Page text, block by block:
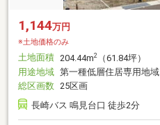
1,144万円
※土地価格のみ
土地面積 204.44m2
（61.84坪）
用途地域 第一種低層住居専用地域
総区画数 25区画
長崎バス 鳴見台口 徒歩2分